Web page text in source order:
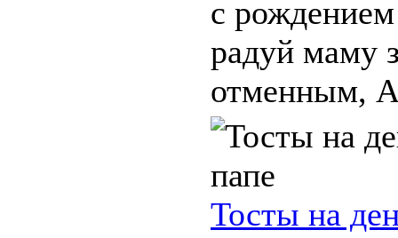
с
радуй маму
отменным,
Тосты на